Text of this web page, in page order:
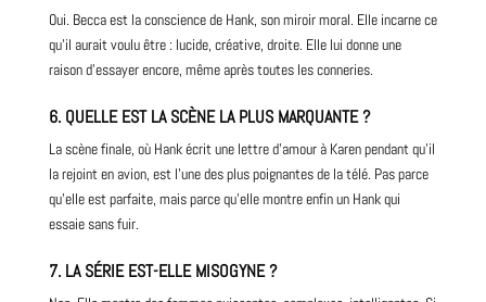
Oui. Becca est la conscience de Hank, son miroir moral. Elle incarne ce
qu’il aurait voulu être : lucide, créative, droite. Elle lui donne une
raison d’essayer encore, même après toutes les conneries.
6. QUELLE EST LA SCÈNE LA PLUS MARQUANTE ?
La scène finale, où Hank écrit une lettre d’amour à Karen pendant qu’il
la rejoint en avion, est l’une des plus poignantes de la télé. Pas parce
qu’elle est parfaite, mais parce qu’elle montre enfin un Hank qui
essaie sans fuir.
7. LA SÉRIE EST-ELLE MISOGYNE ?